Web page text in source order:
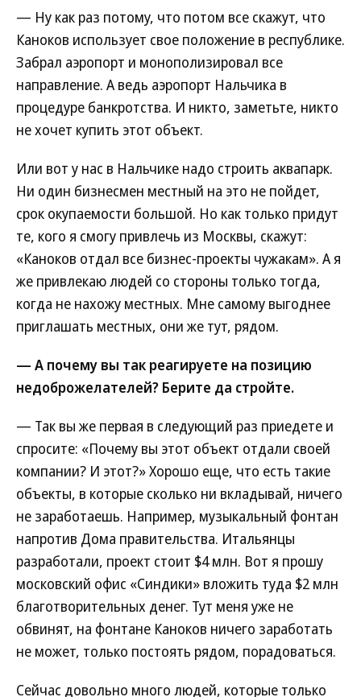
— Ну как раз потому, что потом все скажут, что
Каноков использует свое положение в республике.
Забрал аэропорт и монополизировал все
направление. А ведь аэропорт Нальчика в
процедуре банкротства. И никто, заметьте, никто
не хочет купить этот объект.
Или вот у нас в Нальчике надо строить аквапарк.
Ни один бизнесмен местный на это не пойдет,
срок окупаемости большой. Но как только придут
те, кого я смогу привлечь из Москвы, скажут:
«Каноков отдал все бизнес-проекты чужакам». А я
же привлекаю людей со стороны только тогда,
когда не нахожу местных. Мне самому выгоднее
приглашать местных, они же тут, рядом.
— А почему вы так реагируете на позицию
недоброжелателей? Берите да стройте.
— Так вы же первая в следующий раз приедете и
спросите: «Почему вы этот объект отдали своей
компании? И этот?» Хорошо еще, что есть такие
объекты, в которые сколько ни вкладывай, ничего
не заработаешь. Например, музыкальный фонтан
напротив Дома правительства. Итальянцы
разработали, проект стоит $4 млн. Вот я прошу
московский офис «Синдики» вложить туда $2 млн
благотворительных денег. Тут меня уже не
обвинят, на фонтане Каноков ничего заработать
не может, только постоять рядом, порадоваться.
Сейчас довольно много людей, которые только